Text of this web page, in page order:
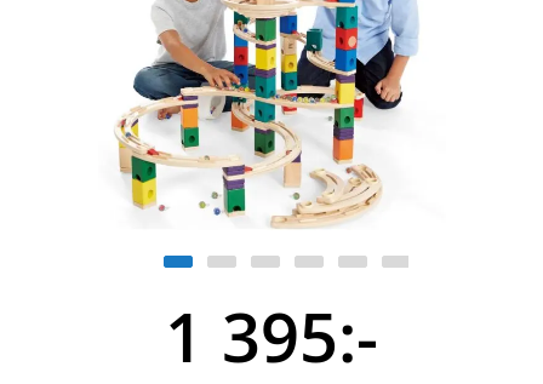
1 395:-